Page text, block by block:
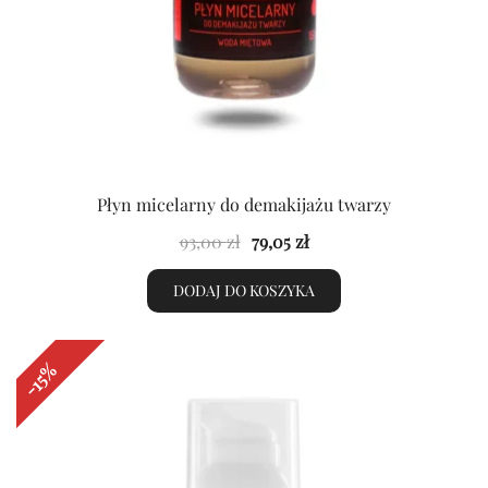
Płyn micelarny do demakijażu twarzy
93,00zł Pierwotna
cena
wynosiła:
79,05złAktualna
cena
wynosi:
DODAJ DO KOSZYKA
-15%